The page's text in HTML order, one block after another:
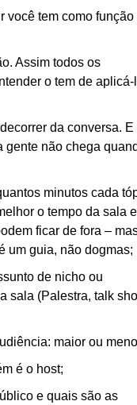
você tem como função
Assim todos os
o tem de aplicá-
da conversa. E
gente não chega
minutos cada
o tempo da sala e
ficar de fora –
um guia, não dogmas;
de nicho ou
sala (Palestra, talk
maior ou
é o host;
e quais são as